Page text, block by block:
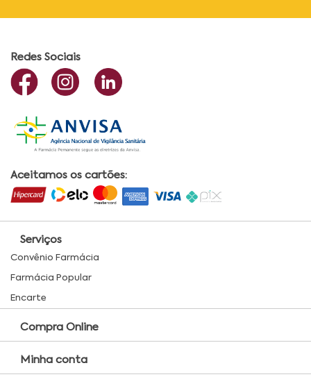
Redes Sociais
Aceitamos os cartões:
Serviços
Convênio Farmácia
Farmácia Popular
Encarte
Compra Online
Minha conta